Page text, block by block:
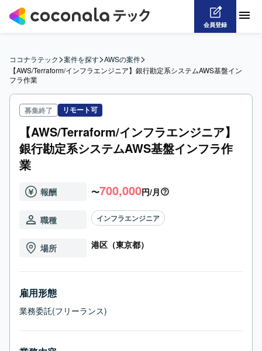
会員登録
ココナラテック>案件を探す>AWSの案件>
【AWS/Terraform/インフラエンジニア】銀行勘定系システムAWS基盤イン
フラ作業
募集終了 リモート可
【AWS/Terraform/インフラエンジニア】
銀行勘定系システムAWS基盤インフラ作
業
報酬 〜700,000円/月
職種 インフラエンジニア
場所 港区（東京都）
雇用形態
業務委託(フリーランス)